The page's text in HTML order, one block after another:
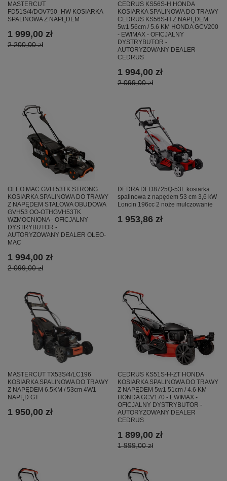
MASTERCUT
FD51S/4/DOV750_HW KOSIARKA
SPALINOWA Z NAPĘDEM
1 999,00 zł
2 200,00 zł
CEDRUS KS56S-H HONDA
KOSIARKA SPALINOWA DO TRAWY
CEDRUS KS56S-H Z NAPĘDEM
5w1 56cm / 5.6 KM HONDA GCV200
- EWIMAX - OFICJALNY
DYSTRYBUTOR -
AUTORYZOWANY DEALER
CEDRUS
1 994,00 zł
2 099,00 zł
OLEO MAC GVH 53TK STRONG
KOSIARKA SPALINOWA DO TRAWY
Z NAPĘDEM STALOWA OBUDOWA
GVH53 OO-OTHGVH53TK
WZMOCNIONA - OFICJALNY
DYSTRYBUTOR -
AUTORYZOWANY DEALER OLEO-
MAC
1 994,00 zł
2 099,00 zł
DEDRA DED8725Q-53L kosiarka
spalinowa z napędem 53 cm 3,6 kW
Loncin 196cc 2 noże mulczowanie
1 953,86 zł
MASTERCUT TX53S/4/LC196
KOSIARKA SPALINOWA DO TRAWY
Z NAPĘDEM 6.5KM / 53cm 4W1
NAPĘD GT
1 950,00 zł
CEDRUS KS51S-H-ZT HONDA
KOSIARKA SPALINOWA DO TRAWY
Z NAPĘDEM 5w1 51cm / 4.6 KM
HONDA GCV170 - EWIMAX -
OFICJALNY DYSTRYBUTOR -
AUTORYZOWANY DEALER
CEDRUS
1 899,00 zł
1 999,00 zł